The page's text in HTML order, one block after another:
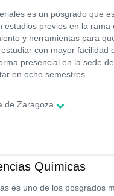
es un posgrado que
estudios previos en la
y herramientas para
con mayor facilidad
presencial en la sede
en ocho semestres.
de Zaragoza
Químicas
es uno de los posgrados